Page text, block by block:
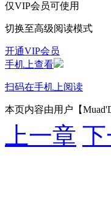
仅VIP会员可使用
切换至高级阅读模式
开通VIP会员
手机上查看
扫码在手机上阅读
本页内容由用户【
上一章